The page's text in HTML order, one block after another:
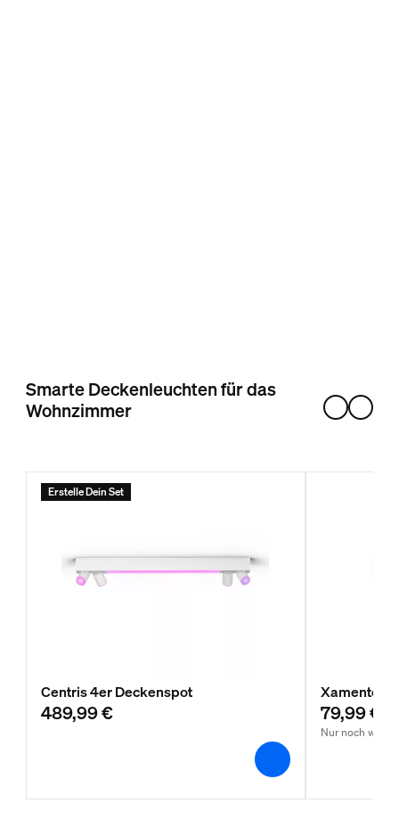
Smarte Deckenleuchten für das
Wohnzimmer
Erstelle Dein Set
Centris 4er Deckenspot
489,99 €
Xamento
79,99 €
Nur noch